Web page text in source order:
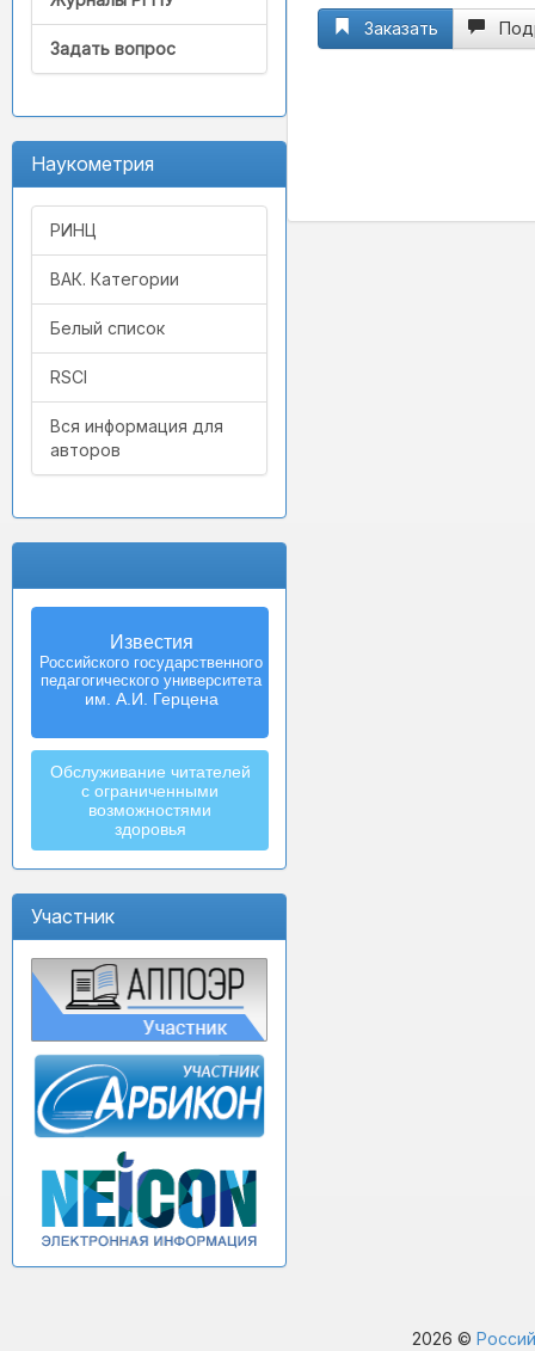
Задать вопрос
Наукометрия
РИНЦ
ВАК. Категории
Белый список
RSCI
Вся информация для
авторов
Известия
Российского государственного
педагогического университета
им. А.И. Герцена
Izvestia:
Herzen University
Journal of
Humanities & Sciences
Обслуживание читателей
с ограниченными
возможностями
здоровья
Участник
Заказать
2026 ©